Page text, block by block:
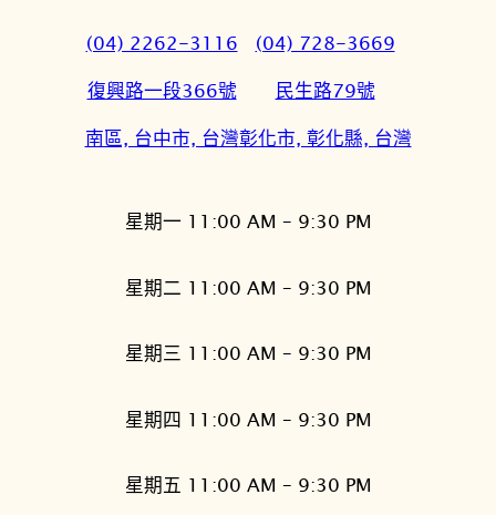
(04) 2262-3116
復興路一段366號
南區, 台中市, 台灣
(04) 728-3669
民生路79號
彰化市, 彰化縣, 台灣
星期一 11:00 AM – 9:30 PM
星期二 11:00 AM – 9:30 PM
星期三 11:00 AM – 9:30 PM
星期四 11:00 AM – 9:30 PM
星期五 11:00 AM – 9:30 PM